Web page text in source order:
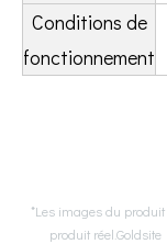
Conditions de
fonctionnement
*Les images du
produit